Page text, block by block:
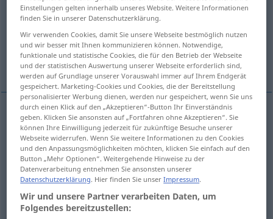
Übersicht aller Übersetzungen
(Für mehr Details die Übersetzung anklicken/antippen)
instruct, prepare, issue, draw up
Beispiele
jemanden instruierenAnweisungen geben
togivesbinstructions (oddirections)
jemanden instruieren
unterrichten
to instruct(odinform)sb
Einstellungen gelten innerhalb unseres Website. Weitere Informationen
finden Sie in unserer Datenschutzerklärung.
Wir verwenden Cookies, damit Sie unsere Webseite bestmöglich nutzen
und wir besser mit Ihnen kommunizieren können. Notwendige,
funktionale und statistische Cookies, die für den Betrieb der Webseite
und der statistischen Auswertung unserer Webseite erforderlich sind,
werden auf Grundlage unserer Vorauswahl immer auf Ihrem Endgerät
gespeichert. Marketing-Cookies und Cookies, die der Bereitstellung
personalisierter Werbung dienen, werden nur gespeichert, wenn Sie uns
durch einen Klick auf den „Akzeptieren“-Button Ihr Einverständnis
geben. Klicken Sie ansonsten auf „Fortfahren ohne Akzeptieren“. Sie
können Ihre Einwilligung jederzeit für zukünftige Besuche unserer
Webseite widerrufen. Wenn Sie weitere Informationen zu den Cookies
und den Anpassungsmöglichkeiten möchten, klicken Sie einfach auf den
Button „Mehr Optionen“. Weitergehende Hinweise zu der
Datenverarbeitung entnehmen Sie ansonsten unserer
Datenschutzerklärung. Hier finden Sie unserImpressum.
Wir und unsere Partner verarbeiten Daten, um
Folgendes bereitzustellen: